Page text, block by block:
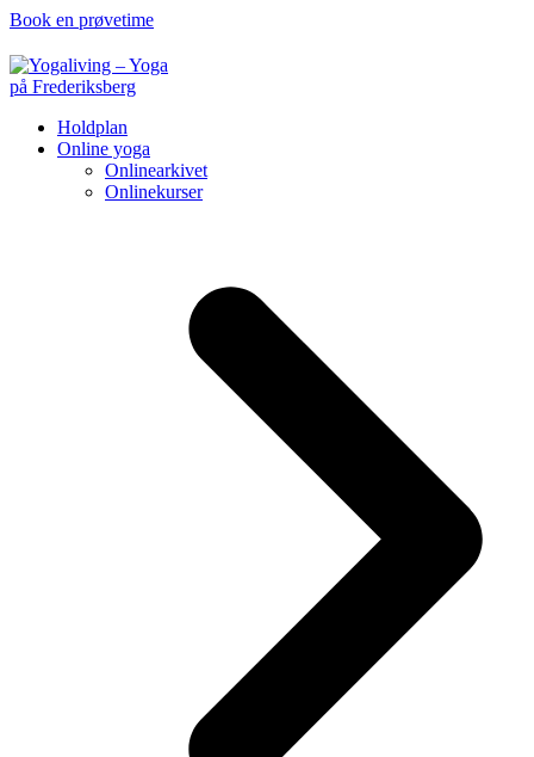
Book en prøvetime
Holdplan
Online yoga
Onlinearkivet
Onlinekurser